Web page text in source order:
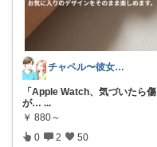
チャペル〜彼女と僕のかわいいモノ探し〜
「Apple Watch、気づいたら傷
が… ...
￥ 880～
0 2 50